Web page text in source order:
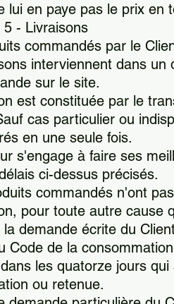
lui en paye pas le prix en
5 - Livraisons
commandés par le
interviennent dans
sur le site.
est constituée par le
cas particulier ou
en une seule fois.
s'engage à faire ses
ci-dessus précisés.
commandés n'ont
pour toute autre cause
la demande écrite du
Code de la
les quatorze jours
ou retenue.